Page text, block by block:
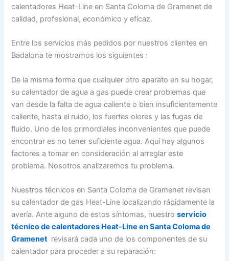
calentadores Heat-Line en Santa Coloma de Gramenet de
calidad, profesional, económico y eficaz.
Entre los servicios más pedidos por nuestros clientes en
Badalona te mostramos los siguientes :
De la misma forma que cualquier otro aparato en su hogar,
su calentador de agua a gas puede crear problemas que
van desde la falta de agua caliente o bien insuficientemente
caliente, hasta el ruido, los fuertes olores y las fugas de
fluido. Uno de los primordiales inconvenientes que puede
encontrar es no tener suficiente agua. Aquí hay algunos
factores a tomar en consideración al arreglar este
problema. Nosotros analizaremos tu problema.
Nuestros técnicos en Santa Coloma de Gramenet revisan
su calentador de gas Heat-Line localizando rápidamente la
avería. Ante alguno de estos síntomas, nuestroservicio
técnico de calentadores Heat-Line en Santa Coloma de
Gramenet revisará cada uno de los componentes de su
calentador para proceder a su reparación: